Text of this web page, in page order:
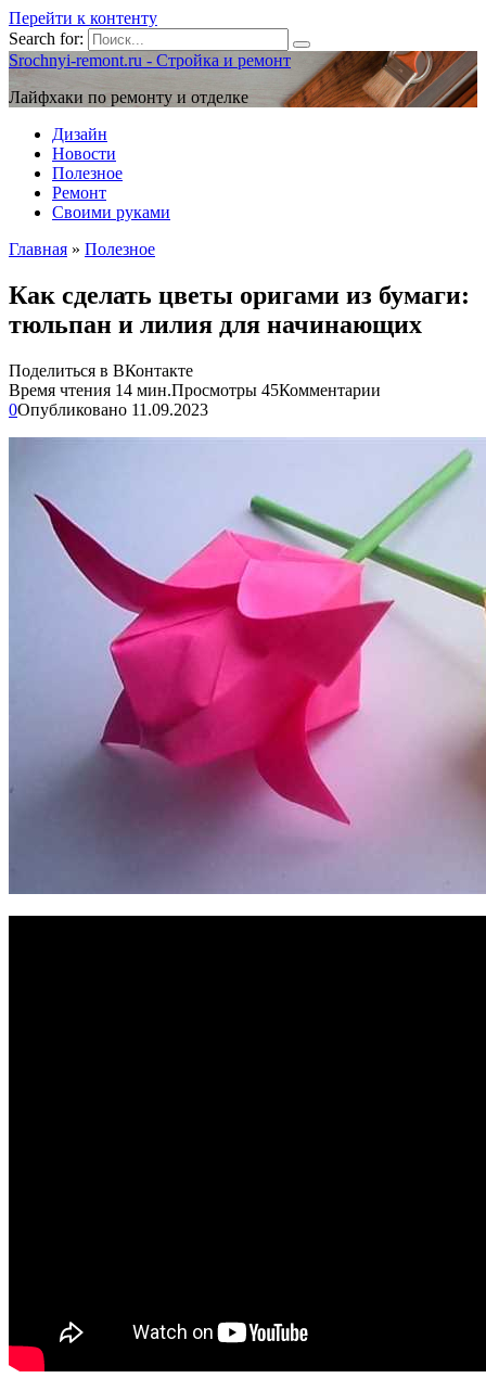
Перейти к контенту
Search for:
Srochnyi-remont.ru - Стройка и ремонт
Лайфхаки по ремонту и отделке
Дизайн
Новости
Полезное
Ремонт
Своими руками
Главная » Полезное
Как сделать цветы оригами из бумаги:
тюльпан и лилия для начинающих
Поделиться в ВКонтакте
Время чтения 14 мин.Просмотры 45Комментарии
0Опубликовано 11.09.2023